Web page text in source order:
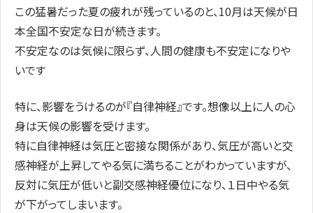
この猛暑だった夏の疲れが残っているのと、10月は天候が日
本全国不安定な日が続きます。
不安定なのは気候に限らず、人間の健康も不安定になりや
いです
特に、影響をうけるのが『自律神経』です。想像以上に人の心
身は天候の影響を受けます。
特に自律神経は気圧と密接な関係があり、気圧が高いと交
感神経が上昇してやる気に満ちることがわかっていますが、
反対に気圧が低いと副交感神経優位になり、１日中やる気
が下がってしまいます。